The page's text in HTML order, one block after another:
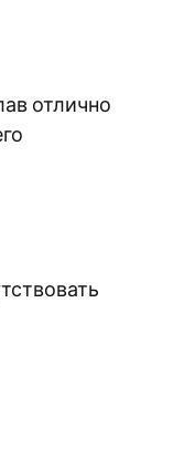
отлично